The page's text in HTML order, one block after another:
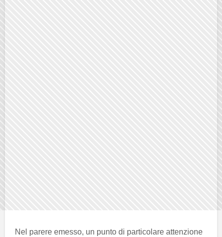
Nel parere emesso, un punto di particolare attenzione